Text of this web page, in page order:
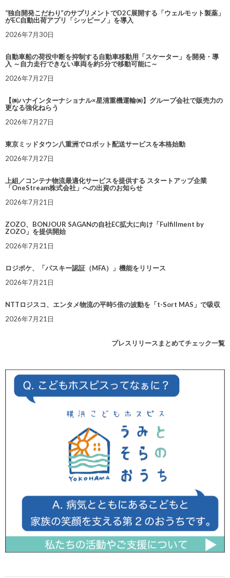
“独自開発こだわり”のサプリメントでD2C展開する「ウェルモット製薬」
がEC自動出荷アプリ「シッピーノ」を導入
2026年7月30日
自動車船の荷役中断を抑制する自動車移動用「スケーター」を開発・導
入 ～自力走行できない車両を約5分で移動可能に～
2026年7月27日
【㈱ハナインターナショナル×星清重機運輸㈱】グループ会社で販売力の
更なる強化ねらう
2026年7月27日
東京ミッドタウン八重洲でロボット配送サービスを本格始動
2026年7月27日
上組／コンテナ物流最適化サービスを提供する スタートアップ企業
「OneStream株式会社」への出資のお知らせ
2026年7月21日
ZOZO、BONJOUR SAGANの自社EC拡大に向け「Fulfillment by
ZOZO」を提供開始
2026年7月21日
ロジポケ、「パスキー認証（MFA）」機能をリリース
2026年7月21日
NTTロジスコ、エンタメ物流の平時5倍の波動を「t-Sort MAS」で吸収
2026年7月21日
プレスリリースまとめてチェック一覧